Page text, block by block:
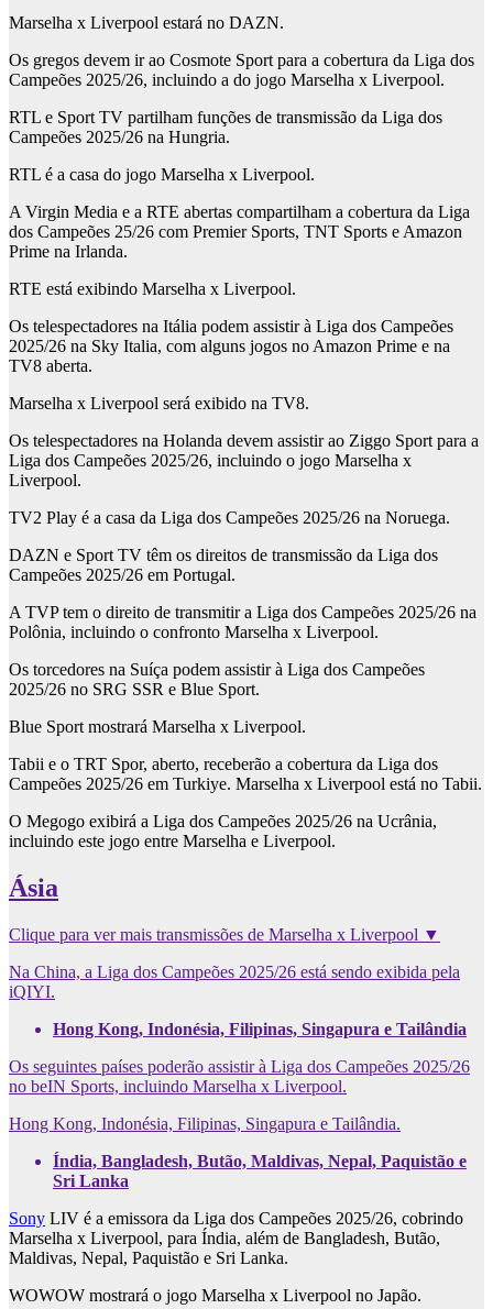
Marselha x Liverpool estará no DAZN.
Os gregos devem ir ao Cosmote Sport para a cobertura da Liga dos
Campeões 2025/26, incluindo a do jogo Marselha x Liverpool.
RTL e Sport TV partilham funções de transmissão da Liga dos
Campeões 2025/26 na Hungria.
RTL é a casa do jogo Marselha x Liverpool.
A Virgin Media e a RTE abertas compartilham a cobertura da Liga
dos Campeões 25/26 com Premier Sports, TNT Sports e Amazon
Prime na Irlanda.
RTE está exibindo Marselha x Liverpool.
Os telespectadores na Itália podem assistir à Liga dos Campeões
2025/26 na Sky Italia, com alguns jogos no Amazon Prime e na
TV8 aberta.
Marselha x Liverpool será exibido na TV8.
Os telespectadores na Holanda devem assistir ao Ziggo Sport para a
Liga dos Campeões 2025/26, incluindo o jogo Marselha x
Liverpool.
TV2 Play é a casa da Liga dos Campeões 2025/26 na Noruega.
DAZN e Sport TV têm os direitos de transmissão da Liga dos
Campeões 2025/26 em Portugal.
A TVP tem o direito de transmitir a Liga dos Campeões 2025/26 na
Polônia, incluindo o confronto Marselha x Liverpool.
Os torcedores na Suíça podem assistir à Liga dos Campeões
2025/26 no SRG SSR e Blue Sport.
Blue Sport mostrará Marselha x Liverpool.
Tabii e o TRT Spor, aberto, receberão a cobertura da Liga dos
Campeões 2025/26 em Turkiye. Marselha x Liverpool está no Tabii.
O Megogo exibirá a Liga dos Campeões 2025/26 na Ucrânia,
incluindo este jogo entre Marselha e Liverpool.
Ásia
Clique para ver mais transmissões de Marselha x Liverpool ▼
Na China, a Liga dos Campeões 2025/26 está sendo exibida pela
iQIYI.
Hong Kong, Indonésia, Filipinas, Singapura e Tailândia
Os seguintes países poderão assistir à Liga dos Campeões 2025/26
no beIN Sports, incluindo Marselha x Liverpool.
Hong Kong, Indonésia, Filipinas, Singapura e Tailândia.
Índia, Bangladesh, Butão, Maldivas, Nepal, Paquistão e
Sri Lanka
Sony LIV é a emissora da Liga dos Campeões 2025/26, cobrindo
Marselha x Liverpool, para Índia, além de Bangladesh, Butão,
Maldivas, Nepal, Paquistão e Sri Lanka.
WOWOW mostrará o jogo Marselha x Liverpool no Japão.